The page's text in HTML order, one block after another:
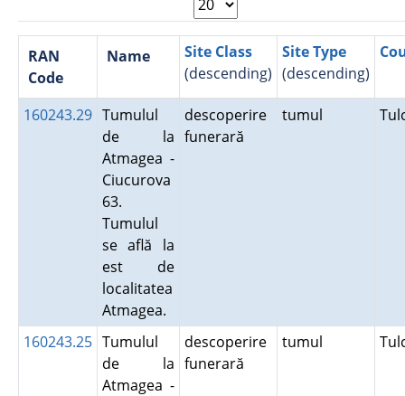
RAN
Code
Name
Site Class
(descending)
Site Type
(descending)
160243.29 Tumulul
de la
Atmagea -
Ciucurova
63.
Tumulul
se află la
est de
localitatea
Atmagea.
descoperire
funerară
tumul
160243.25 Tumulul
de la
Atmagea -
descoperire
funerară
tumul